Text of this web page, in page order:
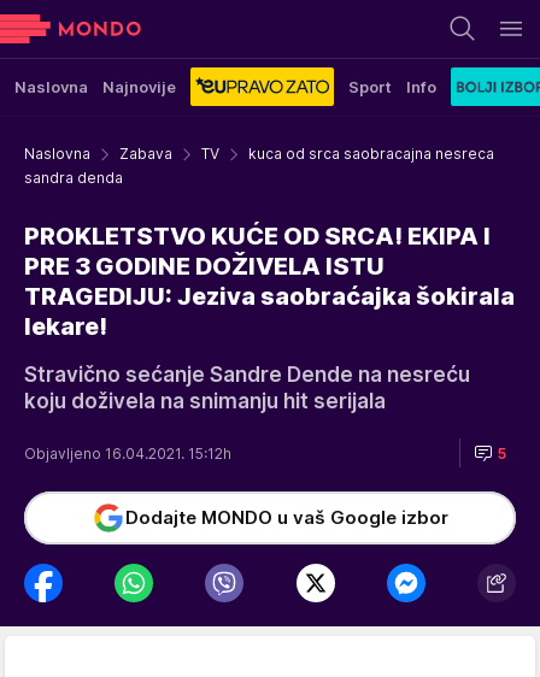
Naslovna Najnovije Sport Info
Naslovna Zabava TV
kuca od srca saobracajna nesreca
sandra denda
PROKLETSTVO KUĆE OD SRCA! EKIPA I
PRE 3 GODINE DOŽIVELA ISTU
TRAGEDIJU: Jeziva saobraćajka šokirala
lekare!
Stravično sećanje Sandre Dende na nesreću
koju doživela na snimanju hit serijala
Objavljeno 16.04.2021. 15:12h 5
Dodajte MONDO u vaš Google izbor